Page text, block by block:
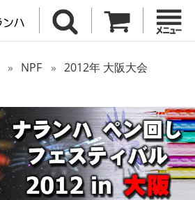
NPF
2012年 大阪大会